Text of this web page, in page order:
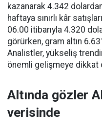
kazanarak 4.342
haftaya sınırlı kâr
06.00 itibarıyla 4.320
görürken, gram altın
Analistler, yükseliş
önemli gelişmeye dikkat
Altında gözler
verisinde